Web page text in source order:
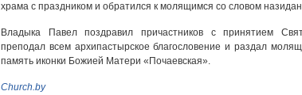
храма с праздником и обратился к молящимся со словом
Владыка Павел поздравил причастников с принятием
преподал всем архипастырское благословение и раздал
память иконки Божией Матери «Почаевская».
Church.by